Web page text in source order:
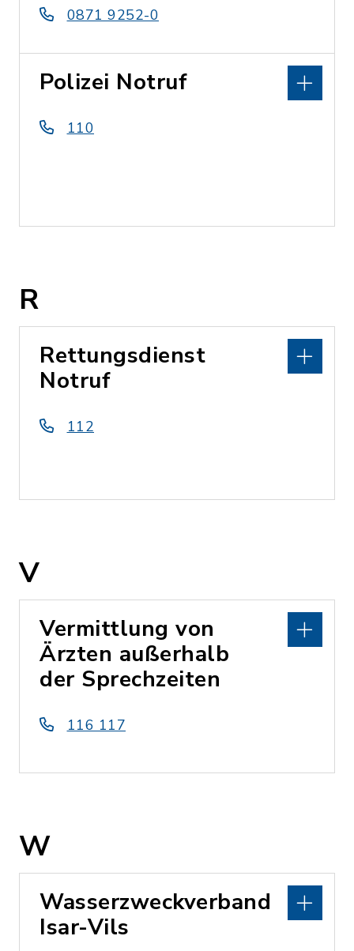
0871 9252-0
Polizei Notruf
110
R
Rettungsdienst
Notruf
112
V
Vermittlung von
Ärzten außerhalb
der Sprechzeiten
116 117
W
Wasserzweckverband
Isar-Vils